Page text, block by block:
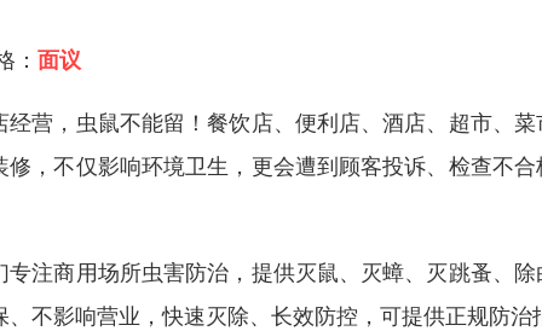
： 面议
经营，虫鼠不能留！餐饮店、便利店、酒店、超市、
修，不仅影响环境卫生，更会遭到顾客投诉、检查不
专注商用场所虫害防治，提供灭鼠、灭蟑、灭跳蚤、
、不影响营业，快速灭除、长效防控，可提供正规防